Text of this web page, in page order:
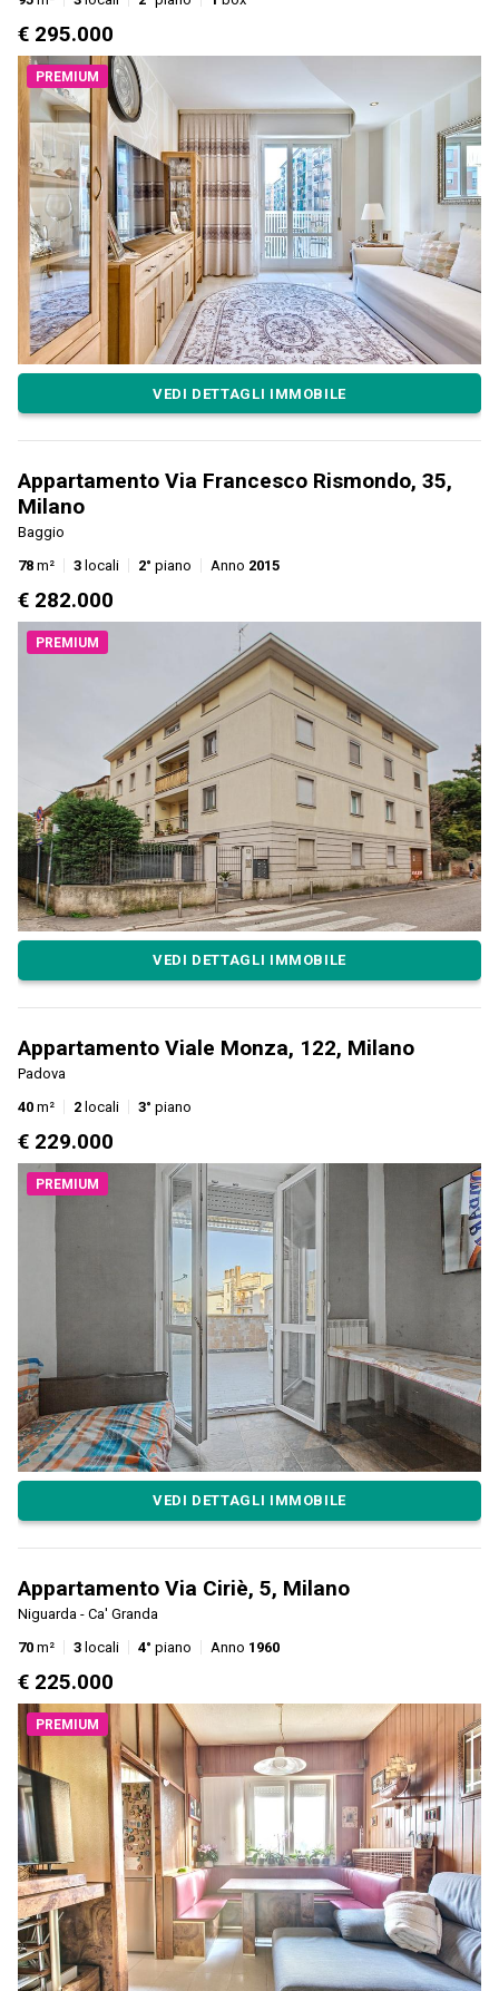
€ 295.000
PREMIUM
VEDI DETTAGLI IMMOBILE
Appartamento Via Francesco Rismondo, 35,
Milano
Baggio
78 m² 3 locali 2° piano Anno 2015
€ 282.000
PREMIUM
VEDI DETTAGLI IMMOBILE
Appartamento Viale Monza, 122, Milano
Padova
40 m² 2 locali 3° piano
€ 229.000
PREMIUM
VEDI DETTAGLI IMMOBILE
Appartamento Via Ciriè, 5, Milano
Niguarda - Ca' Granda
70 m² 3 locali 4° piano Anno 1960
€ 225.000
PREMIUM